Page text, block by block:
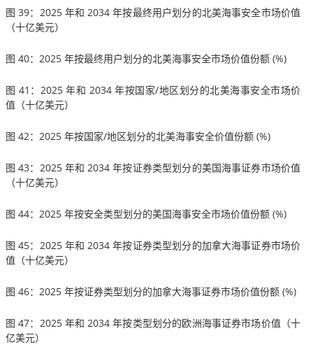
图 39：2025 年和 2034 年按最终用户划分的北美海事安全市场价值
（十亿美元）
图 40：2025 年按最终用户划分的北美海事安全市场价值份额 (%)
图 41：2025 年和 2034 年按国家/地区划分的北美海事安全市场价
值（十亿美元）
图 42：2025 年按国家/地区划分的北美海事安全价值份额 (%)
图 43：2025 年和 2034 年按证券类型划分的美国海事证券市场价值
（十亿美元）
图 44：2025 年按安全类型划分的美国海事安全市场价值份额 (%)
图 45：2025 年和 2034 年按证券类型划分的加拿大海事证券市场价
值（十亿美元）
图 46：2025 年按证券类型划分的加拿大海事证券市场价值份额 (%)
图 47：2025 年和 2034 年按类型划分的欧洲海事证券市场价值（十
亿美元）